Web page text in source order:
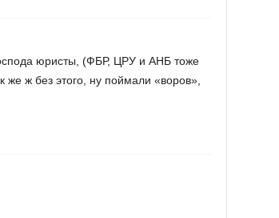
юристы, (ФБР, ЦРУ и АНБ тоже
же ж без этого, ну поймали «воров»,